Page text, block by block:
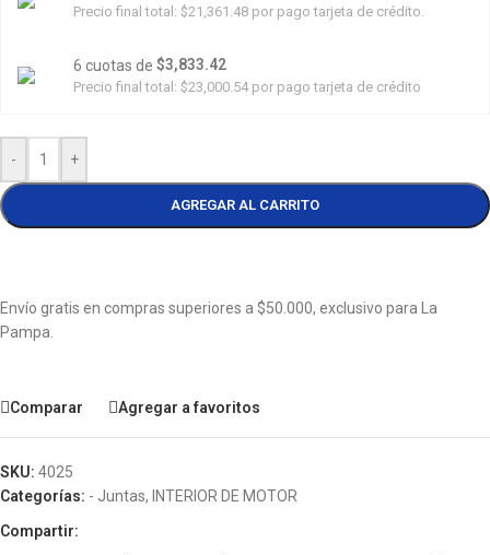
Precio final total: $21,361.48 por pago tarjeta de crédito.
6 cuotas de $3,833.42
Precio final total: $23,000.54por pago tarjeta de crédito
- +
AGREGAR AL CARRITO
Envío gratis en compras superiores a $50.000, exclusivo para La
Pampa.
Comparar Agregar a favoritos
SKU: 4025
Categorías: - Juntas, INTERIOR DE MOTOR
Compartir: